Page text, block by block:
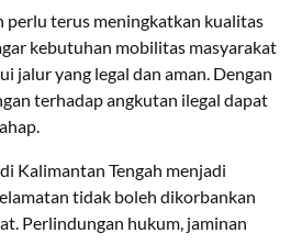
perlu terus meningkatkan kualitas
kebutuhan mobilitas masyarakat
jalur yang legal dan aman. Dengan
terhadap angkutan ilegal dapat
Kalimantan Tengah menjadi
tidak boleh dikorbankan
Perlindungan hukum, jaminan